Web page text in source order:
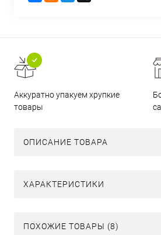
Аккуратно упакуем хрупкие
товары
ОПИСАНИЕ ТОВАРА
ХАРАКТЕРИСТИКИ
ПОХОЖИЕ ТОВАРЫ (8)